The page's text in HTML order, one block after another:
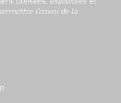
l’envoi de la